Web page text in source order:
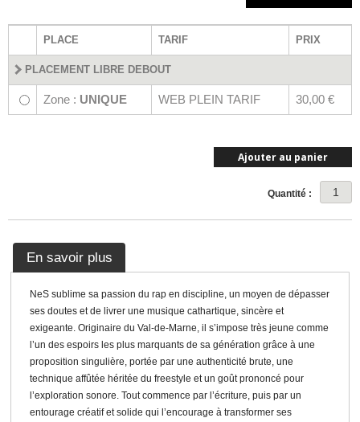
PLACE TARIF PRIX
PLACEMENT LIBRE DEBOUT
Zone : UNIQUE WEB PLEIN TARIF 30,00 €
Ajouter au panier
Quantité :
En savoir plus
NeS sublime sa passion du rap en discipline, un moyen de dépasser
ses doutes et de livrer une musique cathartique, sincère et
exigeante. Originaire du Val-de-Marne, il s’impose très jeune comme
l’un des espoirs les plus marquants de sa génération grâce à une
proposition singulière, portée par une authenticité brute, une
technique affûtée héritée du freestyle et un goût prononcé pour
l’exploration sonore. Tout commence par l’écriture, puis par un
entourage créatif et solide qui l’encourage à transformer ses